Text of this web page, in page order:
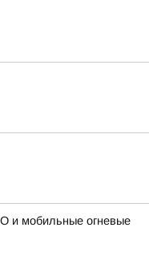
и мобильные огневые